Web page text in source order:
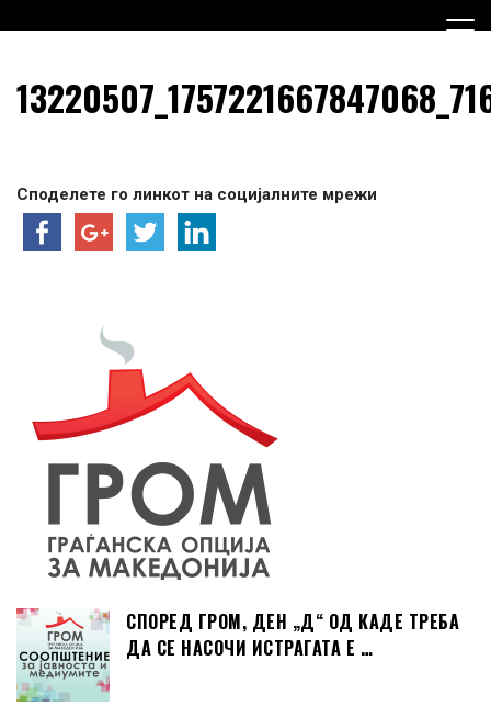
to
Граѓанска Опција за
Македонија
Споделете го линкот на социјалните мрежи
СПОРЕД ГРОМ, ДЕН „Д“ ОД КАДЕ ТРЕБА
ДА СЕ НАСОЧИ ИСТРАГАТА Е …